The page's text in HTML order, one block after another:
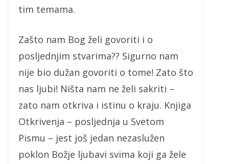
tim temama.
Zašto nam Bog želi govoriti i o
posljednjim stvarima?? Sigurno nam
nije bio dužan govoriti o tome! Zato što
nas ljubi! Ništa nam ne želi sakriti –
zato nam otkriva i istinu o kraju. Knjiga
Otkrivenja – posljednja u Svetom
Pismu – jest još jedan nezaslužen
poklon Božje ljubavi svima koji ga žele